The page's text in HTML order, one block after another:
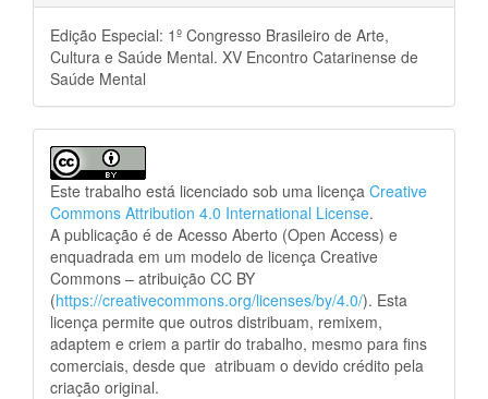
Edição Especial: 1º Congresso Brasileiro de Arte,
Cultura e Saúde Mental. XV Encontro Catarinense de
Saúde Mental
Este trabalho está licenciado sob uma licença Creative
Commons Attribution 4.0 International License.
A publicação é de Acesso Aberto (Open Access) e
enquadrada em um modelo de licença Creative
Commons – atribuição CC BY
(https://creativecommons.org/licenses/by/4.0/). Esta
licença permite que outros distribuam, remixem,
adaptem e criem a partir do trabalho, mesmo para fins
comerciais, desde que atribuam o devido crédito pela
criação original.